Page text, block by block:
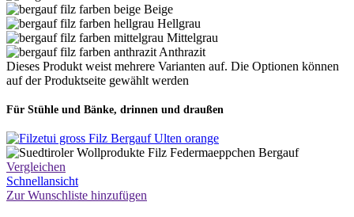
Beige
Hellgrau
Mittelgrau
Anthrazit
Dieses Produkt weist mehrere Varianten auf. Die Optionen können
auf der Produktseite gewählt werden
Für Stühle und Bänke, drinnen und draußen
Vergleichen
Schnellansicht
Zur Wunschliste hinzufügen